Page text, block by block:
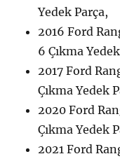
Yedek Parça,
2016 Ford
6 Çıkma
2017 Ford
Çıkma Yedek
2020 Ford
Çıkma Yedek
2021 Ford